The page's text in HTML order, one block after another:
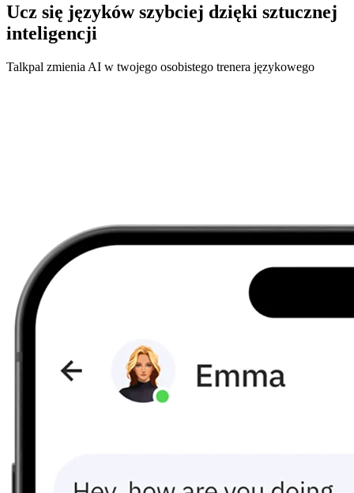
Ucz się języków szybciej dzięki sztucznej
inteligencji
Talkpal zmienia AI w twojego osobistego trenera językowego